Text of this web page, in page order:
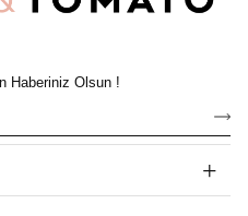
Haberiniz Olsun !